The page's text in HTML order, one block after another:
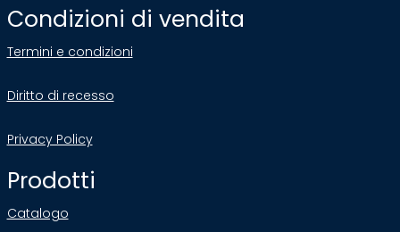
Condizioni di vendita
Termini e condizioni
Diritto di recesso
Privacy Policy
Prodotti
Catalogo